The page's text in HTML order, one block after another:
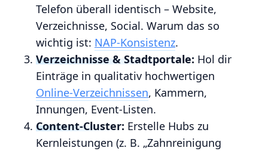
Telefon überall identisch – Website,
Verzeichnisse, Social. Warum das so
wichtig ist: NAP‑Konsistenz.
Verzeichnisse & Stadtportale: Hol dir
Einträge in qualitativ hochwertigen
Online‑Verzeichnissen, Kammern,
Innungen, Event‑Listen.
Content‑Cluster: Erstelle Hubs zu
Kernleistungen (z. B. „Zahnreinigung